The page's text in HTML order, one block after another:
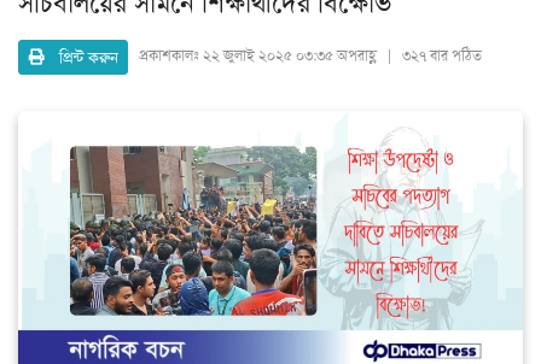
প্রিন্ট করুন প্রকাশকালঃ ২২ জুলাই ২০২৫ ০৩:৩৫ অপরাহ্ণ | ৩২৭ বার পঠিত